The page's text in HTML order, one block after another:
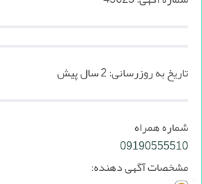
تاریخ به روزرسانی:2 سال پیش
شماره همراه
09190555510
مشخصات آگهی دهنده: